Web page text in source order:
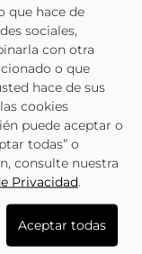
talla
29
talla
AVISADME
Reebok Royal
100246246
€ 34,95 €
que hace de
sociales,
con otra
o que
hace de sus
cookies
puede aceptar o
todas” o
consulte nuestra
Privacidad.
Aceptar todas